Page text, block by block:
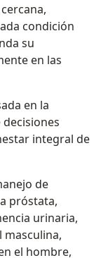
condición
su
en las
en la
integral de
próstata,
urinaria,
masculina,
el hombre,